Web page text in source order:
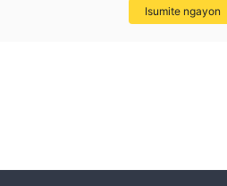
Isumite ngayon